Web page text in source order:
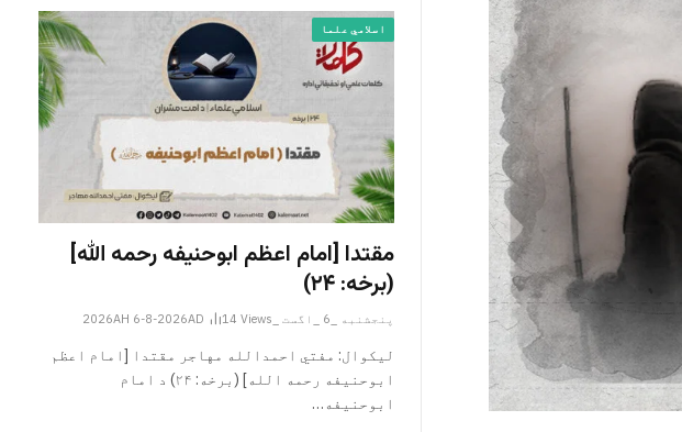
اسلامي علما
مقتدا [امام اعظم ابوحنیفه رحمه الله‎]
(برخه: ۲۴)
پنجشنبه _6 _اگست _2026AH 6-8-2026AD 14 Views
لیکوال: مفتي احمدالله مهاجر مقتدا [امام اعظم
ابوحنیفه رحمه الله‎] (برخه: ۲۴) د امام
ابوحنيفه…